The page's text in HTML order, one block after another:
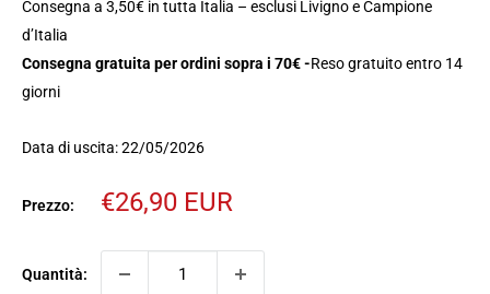
Consegna a 3,50€ in tutta Italia – esclusi Livigno e Campione
d’Italia
Consegna gratuita per ordini sopra i 70€ -Reso gratuito entro 14
giorni
Data di uscita: 22/05/2026
Prezzo:
Prezzo
€26,90 EUR
Quantità: